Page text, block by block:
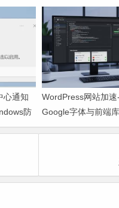
心通知
防
WordPress网站加速
Google字体与前端
CDN镜像